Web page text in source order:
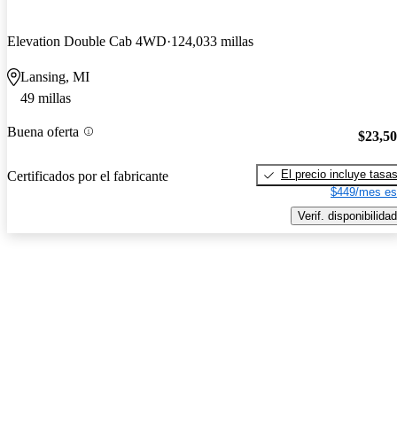
Elevation Double Cab 4WD 124,033 millas
Lansing, MI
49 millas
Buena oferta
Certificados por el fabricante
El precio incluye tasas
$449/mes
Verif. disponibilidad